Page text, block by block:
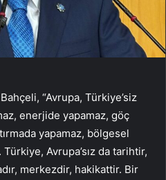
“Avrupa, Türkiye’siz
enerjide yapamaz, göç
yapamaz, bölgesel
Avrupa’sız da tarihtir,
merkezdir, hakikattir. Bir